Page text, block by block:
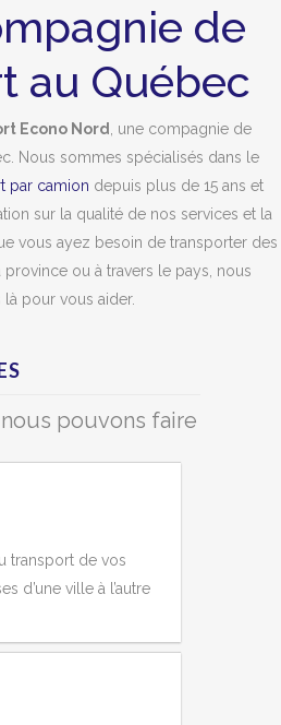
de
au Québec
Econo Nord
, une compagnie de
Nous sommes spécialisés dans le
par camion depuis plus de 15 ans et
sur la qualité de nos services et la
vous ayez besoin de transporter des
province ou à travers le pays, nous
pour vous aider.
pouvons faire
transport de vos
d’une ville à l’autre